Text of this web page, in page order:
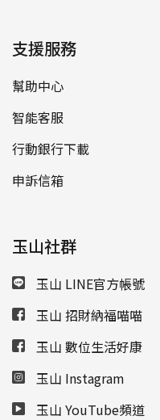
支援服務
幫助中心
智能客服
行動銀行下載
申訴信箱
玉山社群
玉山 LINE官方帳號
玉山 招財納福喵喵
玉山 數位生活好康
玉山 Instagram
玉山 YouTube頻道